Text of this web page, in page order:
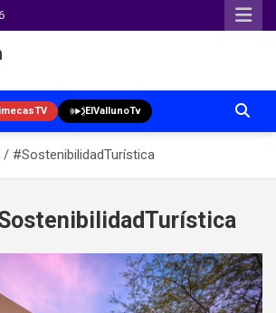
ElVallunoTv
#SostenibilidadTurística